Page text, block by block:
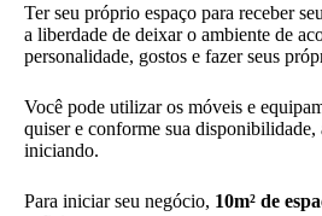
Ter seu próprio espaço para receber
a liberdade de deixar o ambiente de
personalidade, gostos e fazer seus
Você pode utilizar os móveis e
quiser e conforme sua disponibilidade,
iniciando.
Para iniciar seu negócio, 10m² de